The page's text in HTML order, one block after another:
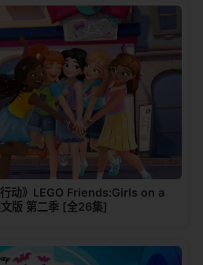
行动》LEGO Friends:Girls on a
版 第二季 [全26集]